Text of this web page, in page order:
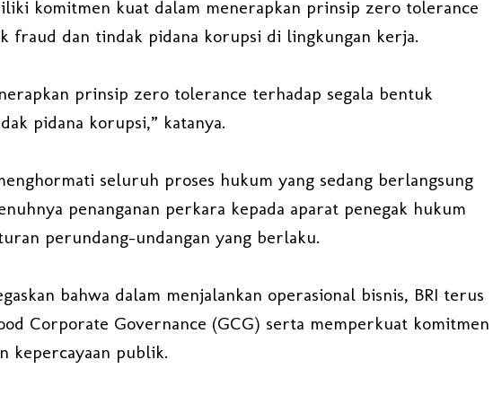
komitmen kuat dalam menerapkan prinsip zero tolerance
fraud dan tindak pidana korupsi di lingkungan kerja.
prinsip zero tolerance terhadap segala bentuk
pidana korupsi,” katanya.
seluruh proses hukum yang sedang berlangsung
penanganan perkara kepada aparat penegak hukum
perundang-undangan yang berlaku.
bahwa dalam menjalankan operasional bisnis, BRI terus
Corporate Governance (GCG) serta memperkuat komitmen
kepercayaan publik.